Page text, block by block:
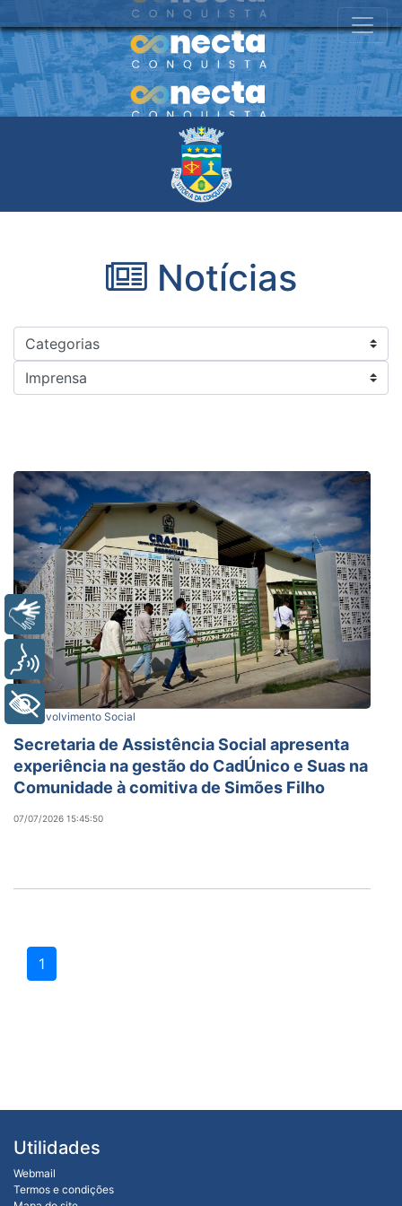
Notícias
Desenvolvimento Social
Secretaria de Assistência Social apresenta
experiência na gestão do CadÚnico e Suas na
Comunidade à comitiva de Simões Filho
07/07/2026 15:45:50
1
Utilidades
Webmail
Termos e condições
Libras
Voz
+ Acessibilidade